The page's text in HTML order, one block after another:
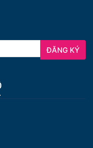
ĐĂNG KÝ